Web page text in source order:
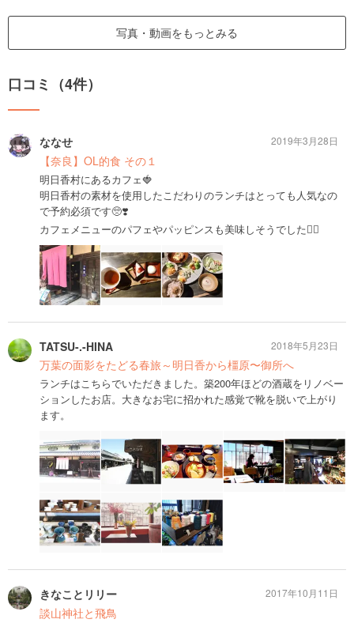
写真・動画をもっとみる
口コミ（4件）
ななせ
【奈良】OL的食 その１
明日香村にあるカフェ🍓
明日香村の素材を使用したこだわりのランチはとっても人気なの
で予約必須です🥺❣️
カフェメニューのパフェやパッピンスも美味しそうでした👌🏻
2019年3月28日
TATSU-.-HINA
万葉の面影をたどる春旅～明日香から橿原〜御所へ
ランチはこちらでいただきました。築200年ほどの酒蔵をリノベー
ションしたお店。大きなお宅に招かれた感覚で靴を脱いで上がり
ます。
2018年5月23日
きなことリリー
談山神社と飛鳥
2017年10月11日